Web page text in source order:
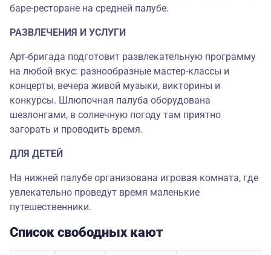
баре-ресторане на средней палубе.
РАЗВЛЕЧЕНИЯ И УСЛУГИ
Арт-бригада подготовит развлекательную программу
на любой вкус: разнообразные мастер-классы и
концерты, вечера живой музыки, викторины и
конкурсы. Шлюпочная палуба оборудована
шезлонгами, в солнечную погоду там приятно
загорать и проводить время.
ДЛЯ ДЕТЕЙ
На нижней палубе организована игровая комната, где
увлекательно проведут время маленькие
путешественники.
Список свободных кают